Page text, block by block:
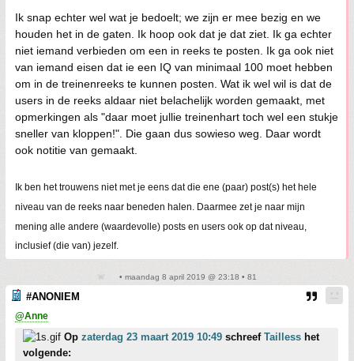
Ik snap echter wel wat je bedoelt; we zijn er mee bezig en we
houden het in de gaten. Ik hoop ook dat je dat ziet. Ik ga echter
niet iemand verbieden om een in reeks te posten. Ik ga ook niet
van iemand eisen dat ie een IQ van minimaal 100 moet hebben
om in de treinenreeks te kunnen posten. Wat ik wel wil is dat de
users in de reeks aldaar niet belachelijk worden gemaakt, met
opmerkingen als "daar moet jullie treinenhart toch wel een stukje
sneller van kloppen!". Die gaan dus sowieso weg. Daar wordt
ook notitie van gemaakt.
Ik ben het trouwens niet met je eens dat die ene (paar) post(s) het hele
niveau van de reeks naar beneden halen. Daarmee zet je naar mijn
mening alle andere (waardevolle) posts en users ook op dat niveau,
inclusief (die van) jezelf.
• maandag 8 april 2019 @ 23:18 • 81
#ANONIEM
@Anne
Op zaterdag 23 maart 2019 10:49 schreef Tailless het
volgende: